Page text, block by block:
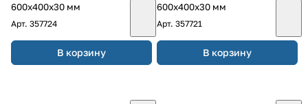
600х400х30 мм
Арт. 357724
В корзину
600х400х30 мм
Арт. 357721
В корзину